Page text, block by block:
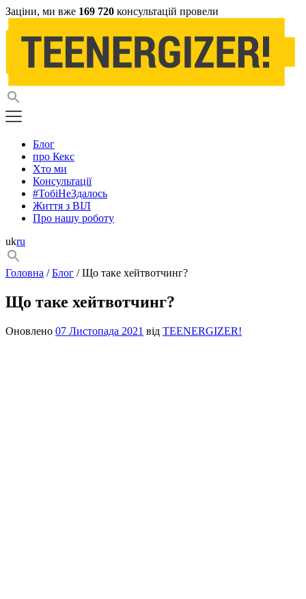
Заціни, ми вже 169 720 консультацій провели
Блог
про Кекс
Хто ми
Консультації
#ТобіНеЗдалось
Життя з ВІЛ
Про нашу роботу
ukru
Головна /Блог / Що таке хейтвотчинг?
Що таке хейтвотчинг?
Оновлено 07 Листопада 2021 від TEENERGIZER!